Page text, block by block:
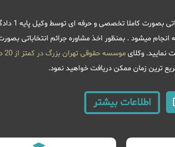
انجام میشود . بمنظور اخذ مشاوره جرائم انتخاباتی
نمایید. وکلایموسسه حقوقی تهران بزرگ در کمتز از 20 دقیقه با شما تماس خواهند گرفت و
ترین زمان ممکن دریافت خواهید نمود.
اطلاعات بیشتر